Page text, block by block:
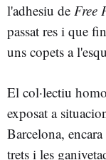
l'adhesiu de Free
passat res i que
uns copets a
El col·lectiu
exposat a
Barcelona,
trets i les